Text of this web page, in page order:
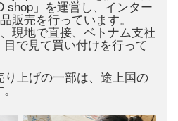
shop」を運営し、インター
販売を行っています。
現地で直接、ベトナム支社
で見て買い付けを行って
り上げの一部は、途上国の